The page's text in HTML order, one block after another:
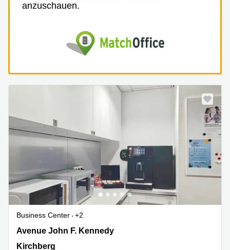
anzuschauen.
Business Center
+2
43 avenue John F. Kennedy, Kirchberg
Avenue John F. Kennedy
Kirchberg